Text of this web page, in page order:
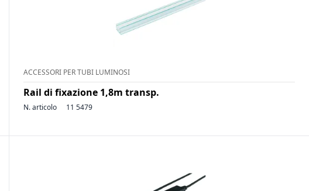
ACCESSORI PER TUBI LUMINOSI
Rail di fixazione 1,8m transp.
N. articolo 11 5479